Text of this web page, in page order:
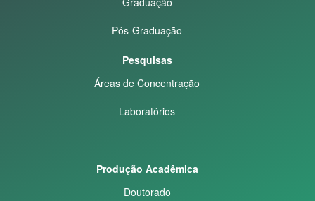
Pós-Graduação
Pesquisas
Áreas de Concentração
Laboratórios
Produção Acadêmica
Doutorado